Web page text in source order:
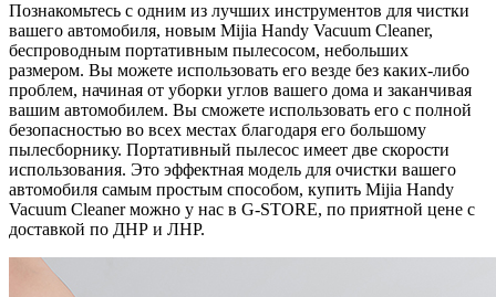
Познакомьтесь с одним из лучших инструментов для чистки
вашего автомобиля, новым Mijia Handy Vacuum Cleaner,
беспроводным портативным пылесосом, небольших
размером. Вы можете использовать его везде без каких-либо
проблем, начиная от уборки углов вашего дома и заканчивая
вашим автомобилем. Вы сможете использовать его с полной
безопасностью во всех местах благодаря его большому
пылесборнику. Портативный пылесос имеет две скорости
использования. Это эффектная модель для очистки вашего
автомобиля самым простым способом, купить Mijia Handy
Vacuum Cleaner можно у нас в G-STORE, по приятной цене с
доставкой по ДНР и ЛНР.